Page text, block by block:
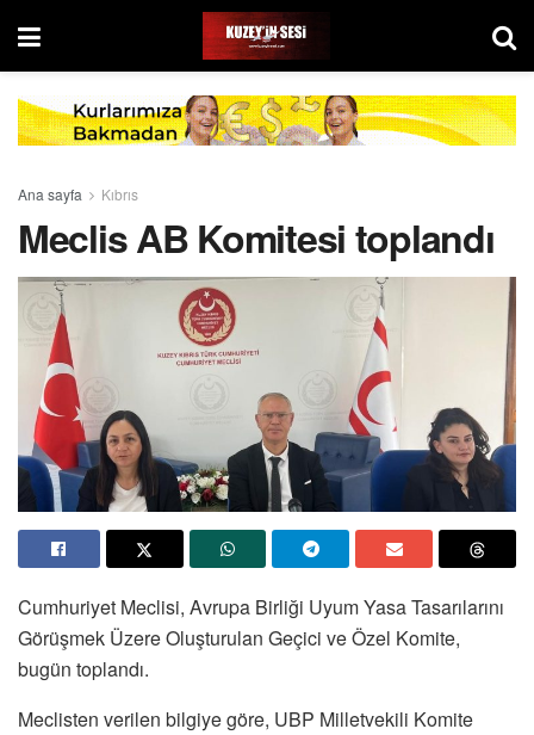
Ana sayfa Kıbrıs
Meclis AB Komitesi toplandı
Cumhuriyet Meclisi, Avrupa Birliği Uyum Yasa Tasarılarını
Görüşmek Üzere Oluşturulan Geçici ve Özel Komite,
bugün toplandı.
Meclisten verilen bilgiye göre, UBP Milletvekili Komite